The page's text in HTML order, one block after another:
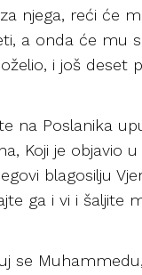
njega, reći će
a onda će mu
i još deset
na Poslanika
Koji je objavio u
blagosilju
ga i vi i šaljite
se